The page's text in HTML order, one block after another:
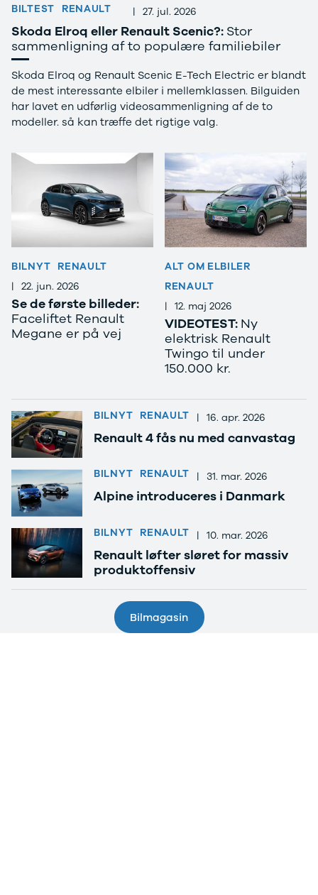
Leasing
Alle nye
varebiler
varebiler
MiniLease
Elektriske
varebiler
BILTEST RENAULT | 27. jul. 2026
Skoda Elroq eller Renault Scenic?: Stor
sammenligning af to populære familiebiler
Skoda Elroq og Renault Scenic E-Tech Electric er blandt
de mest interessante elbiler i mellemklassen. Bilguiden
har lavet en udførlig videosammenligning af de to
modeller. så kan træffe det rigtige valg.
BILNYT RENAULT
| 22. jun. 2026
Se de første billeder:
Faceliftet Renault
Megane er på vej
ALT OM ELBILER
RENAULT
| 12. maj 2026
VIDEOTEST: Ny
elektrisk Renault
Twingo til under
150.000 kr.
BILNYT RENAULT | 16. apr. 2026
Renault 4 fås nu med canvastag
BILNYT RENAULT | 31. mar. 2026
Alpine introduceres i Danmark
BILNYT RENAULT | 10. mar. 2026
Renault løfter sløret for massiv
produktoffensiv
Bilmagasin